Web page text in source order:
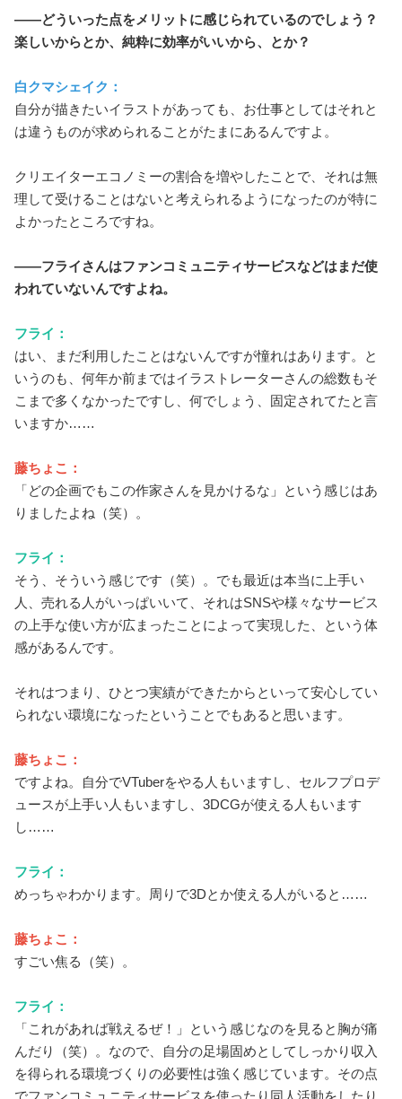
――どういった点をメリットに感じられているのでしょう？
楽しいからとか、純粋に効率がいいから、とか？
白クマシェイク：
自分が描きたいイラストがあっても、お仕事としてはそれと
は違うものが求められることがたまにあるんですよ。
クリエイターエコノミーの割合を増やしたことで、それは無
理して受けることはないと考えられるようになったのが特に
よかったところですね。
――フライさんはファンコミュニティサービスなどはまだ使
われていないんですよね。
フライ：
はい、まだ利用したことはないんですが憧れはあります。と
いうのも、何年か前まではイラストレーターさんの総数もそ
こまで多くなかったですし、何でしょう、固定されてたと言
いますか……
藤ちょこ：
「どの企画でもこの作家さんを見かけるな」という感じはあ
りましたよね（笑）。
フライ：
そう、そういう感じです（笑）。でも最近は本当に上手い
人、売れる人がいっぱいいて、それはSNSや様々なサービス
の上手な使い方が広まったことによって実現した、という体
感があるんです。
それはつまり、ひとつ実績ができたからといって安心してい
られない環境になったということでもあると思います。
藤ちょこ：
ですよね。自分でVTuberをやる人もいますし、セルフプロデ
ュースが上手い人もいますし、3DCGが使える人もいます
し……
フライ：
めっちゃわかります。周りで3Dとか使える人がいると……
藤ちょこ：
すごい焦る（笑）。
フライ：
「これがあれば戦えるぜ！」という感じなのを見ると胸が痛
んだり（笑）。なので、自分の足場固めとしてしっかり収入
を得られる環境づくりの必要性は強く感じています。その点
でファンコミュニティサービスを使ったり同人活動をしたり